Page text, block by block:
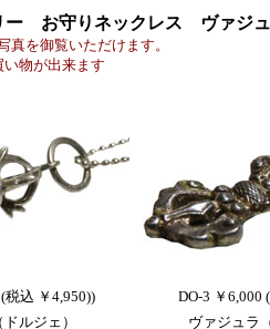
お守りネックレス ヴァジュ
真を御覧いただけます。
物が出来ます
税込 ￥4,950))
DO-3 ￥6,000
ルジェ） ヴァジュラ